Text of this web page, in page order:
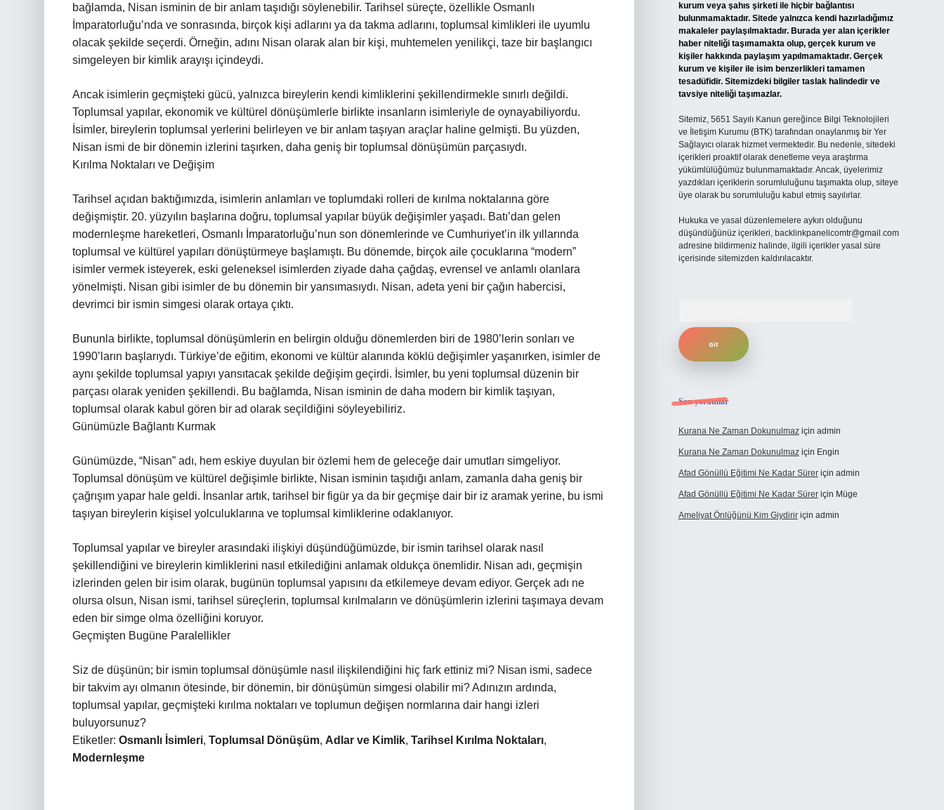
bağlamda, Nisan isminin de bir anlam taşıdığı söylenebilir. Tarihsel süreçte, özellikle Osmanlı
İmparatorluğu’nda ve sonrasında, birçok kişi adlarını ya da takma adlarını, toplumsal kimlikleri ile uyumlu
olacak şekilde seçerdi. Örneğin, adını Nisan olarak alan bir kişi, muhtemelen yenilikçi, taze bir başlangıcı
simgeleyen bir kimlik arayışı içindeydi.
Ancak isimlerin geçmişteki gücü, yalnızca bireylerin kendi kimliklerini şekillendirmekle sınırlı değildi.
Toplumsal yapılar, ekonomik ve kültürel dönüşümlerle birlikte insanların isimleriyle de oynayabiliyordu.
İsimler, bireylerin toplumsal yerlerini belirleyen ve bir anlam taşıyan araçlar haline gelmişti. Bu yüzden,
Nisan ismi de bir dönemin izlerini taşırken, daha geniş bir toplumsal dönüşümün parçasıydı.
Kırılma Noktaları ve Değişim
Tarihsel açıdan baktığımızda, isimlerin anlamları ve toplumdaki rolleri de kırılma noktalarına göre
değişmiştir. 20. yüzyılın başlarına doğru, toplumsal yapılar büyük değişimler yaşadı. Batı’dan gelen
modernleşme hareketleri, Osmanlı İmparatorluğu’nun son dönemlerinde ve Cumhuriyet’in ilk yıllarında
toplumsal ve kültürel yapıları dönüştürmeye başlamıştı. Bu dönemde, birçok aile çocuklarına “modern”
isimler vermek isteyerek, eski geleneksel isimlerden ziyade daha çağdaş, evrensel ve anlamlı olanlara
yönelmişti. Nisan gibi isimler de bu dönemin bir yansımasıydı. Nisan, adeta yeni bir çağın habercisi,
devrimci bir ismin simgesi olarak ortaya çıktı.
Bununla birlikte, toplumsal dönüşümlerin en belirgin olduğu dönemlerden biri de 1980’lerin sonları ve
1990’ların başlarıydı. Türkiye’de eğitim, ekonomi ve kültür alanında köklü değişimler yaşanırken, isimler de
aynı şekilde toplumsal yapıyı yansıtacak şekilde değişim geçirdi. İsimler, bu yeni toplumsal düzenin bir
parçası olarak yeniden şekillendi. Bu bağlamda, Nisan isminin de daha modern bir kimlik taşıyan,
toplumsal olarak kabul gören bir ad olarak seçildiğini söyleyebiliriz.
Günümüzle Bağlantı Kurmak
Günümüzde, “Nisan” adı, hem eskiye duyulan bir özlemi hem de geleceğe dair umutları simgeliyor.
Toplumsal dönüşüm ve kültürel değişimle birlikte, Nisan isminin taşıdığı anlam, zamanla daha geniş bir
çağrışım yapar hale geldi. İnsanlar artık, tarihsel bir figür ya da bir geçmişe dair bir iz aramak yerine, bu ismi
taşıyan bireylerin kişisel yolculuklarına ve toplumsal kimliklerine odaklanıyor.
Toplumsal yapılar ve bireyler arasındaki ilişkiyi düşündüğümüzde, bir ismin tarihsel olarak nasıl
şekillendiğini ve bireylerin kimliklerini nasıl etkilediğini anlamak oldukça önemlidir. Nisan adı, geçmişin
izlerinden gelen bir isim olarak, bugünün toplumsal yapısını da etkilemeye devam ediyor. Gerçek adı ne
olursa olsun, Nisan ismi, tarihsel süreçlerin, toplumsal kırılmaların ve dönüşümlerin izlerini taşımaya devam
eden bir simge olma özelliğini koruyor.
Geçmişten Bugüne Paralellikler
Siz de düşünün; bir ismin toplumsal dönüşümle nasıl ilişkilendiğini hiç fark ettiniz mi? Nisan ismi, sadece
bir takvim ayı olmanın ötesinde, bir dönemin, bir dönüşümün simgesi olabilir mi? Adınızın ardında,
toplumsal yapılar, geçmişteki kırılma noktaları ve toplumun değişen normlarına dair hangi izleri
buluyorsunuz?
Etiketler: Osmanlı İsimleri, Toplumsal Dönüşüm, Adlar ve Kimlik, Tarihsel Kırılma Noktaları,
Modernleşme
kurum veya şahıs şirketi ile hiçbir bağlantısı
bulunmamaktadır. Sitede yalnızca kendi hazırladığımız
makaleler paylaşılmaktadır. Burada yer alan içerikler
haber niteliği taşımamakta olup, gerçek kurum ve
kişiler hakkında paylaşım yapılmamaktadır. Gerçek
kurum ve kişiler ile isim benzerlikleri tamamen
tesadüfidir. Sitemizdeki bilgiler taslak halindedir ve
tavsiye niteliği taşımazlar.
Sitemiz, 5651 Sayılı Kanun gereğince Bilgi Teknolojileri
ve İletişim Kurumu (BTK) tarafından onaylanmış bir Yer
Sağlayıcı olarak hizmet vermektedir. Bu nedenle, sitedeki
içerikleri proaktif olarak denetleme veya araştırma
yükümlülüğümüz bulunmamaktadır. Ancak, üyelerimiz
yazdıkları içeriklerin sorumluluğunu taşımakta olup, siteye
üye olarak bu sorumluluğu kabul etmiş sayılırlar.
Hukuka ve yasal düzenlemelere aykırı olduğunu
düşündüğünüz içerikleri, backlinkpanelicomtr@gmail.com
adresine bildirmeniz halinde, ilgili içerikler yasal süre
içerisinde sitemizden kaldırılacaktır.
Son yorumlar
Kurana Ne Zaman Dokunulmaziçin admin
Kurana Ne Zaman Dokunulmaziçin Engin
Afad Gönüllü Eğitimi Ne Kadar Süreriçin admin
Afad Gönüllü Eğitimi Ne Kadar Süreriçin Müge
Ameliyat Önlüğünü Kim Giydiririçin admin